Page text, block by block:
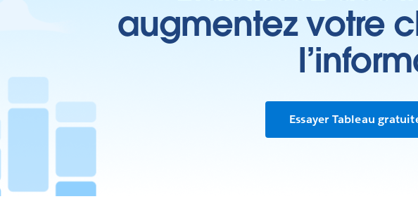
augmentez votre
Essayer Tableau